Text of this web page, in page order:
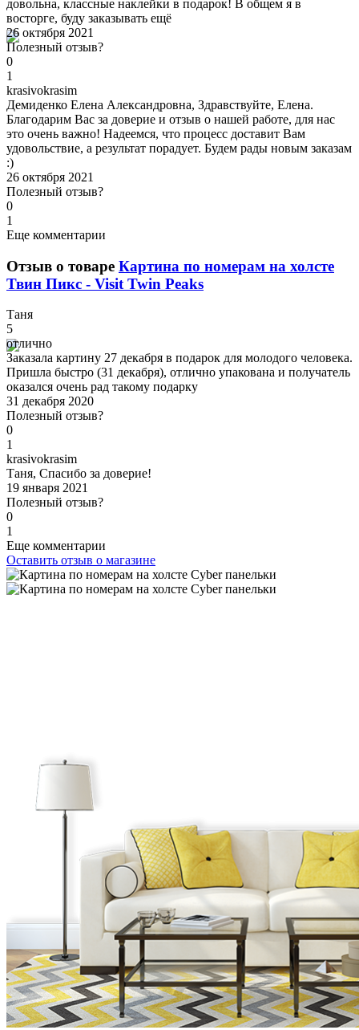
довольна, классные наклейки в подарок! В общем я в
восторге, буду заказывать ещё
26 октября 2021
Полезный отзыв?
0
1
krasivokrasim
Демиденко Елена Александровна, Здравствуйте, Елена.
Благодарим Вас за доверие и отзыв о нашей работе, для нас
это очень важно! Надеемся, что процесс доставит Вам
удовольствие, а результат порадует. Будем рады новым заказам
:)
26 октября 2021
Полезный отзыв?
0
1
Еще комментарии
Отзыв о товаре Картина по номерам на холсте
Твин Пикс - Visit Twin Peaks
Таня
5
отлично
Заказала картину 27 декабря в подарок для молодого человека.
Пришла быстро (31 декабря), отлично упакована и получатель
оказался очень рад такому подарку
31 декабря 2020
Полезный отзыв?
0
1
krasivokrasim
Таня, Спасибо за доверие!
19 января 2021
Полезный отзыв?
0
1
Еще комментарии
Оставить отзыв о магазине